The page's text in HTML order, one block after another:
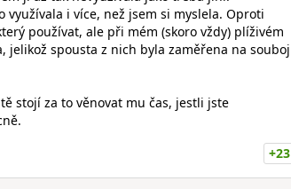
využívala i více, než jsem si myslela. Oproti
používat, ale při mém (skoro vždy) plíživém
spousta z nich byla zaměřena na souboj
stojí za to věnovat mu čas, jestli jste
+23